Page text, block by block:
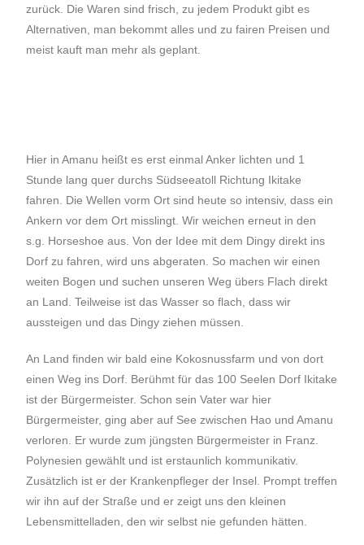
zurück. Die Waren sind frisch, zu jedem Produkt gibt es
Alternativen, man bekommt alles und zu fairen Preisen und
meist kauft man mehr als geplant.
Hier in Amanu heißt es erst einmal Anker lichten und 1
Stunde lang quer durchs Südseeatoll Richtung Ikitake
fahren. Die Wellen vorm Ort sind heute so intensiv, dass ein
Ankern vor dem Ort misslingt. Wir weichen erneut in den
s.g. Horseshoe aus. Von der Idee mit dem Dingy direkt ins
Dorf zu fahren, wird uns abgeraten. So machen wir einen
weiten Bogen und suchen unseren Weg übers Flach direkt
an Land. Teilweise ist das Wasser so flach, dass wir
aussteigen und das Dingy ziehen müssen.
An Land finden wir bald eine Kokosnussfarm und von dort
einen Weg ins Dorf. Berühmt für das 100 Seelen Dorf Ikitake
ist der Bürgermeister. Schon sein Vater war hier
Bürgermeister, ging aber auf See zwischen Hao und Amanu
verloren. Er wurde zum jüngsten Bürgermeister in Franz.
Polynesien gewählt und ist erstaunlich kommunikativ.
Zusätzlich ist er der Krankenpfleger der Insel. Prompt treffen
wir ihn auf der Straße und er zeigt uns den kleinen
Lebensmittelladen, den wir selbst nie gefunden hätten.